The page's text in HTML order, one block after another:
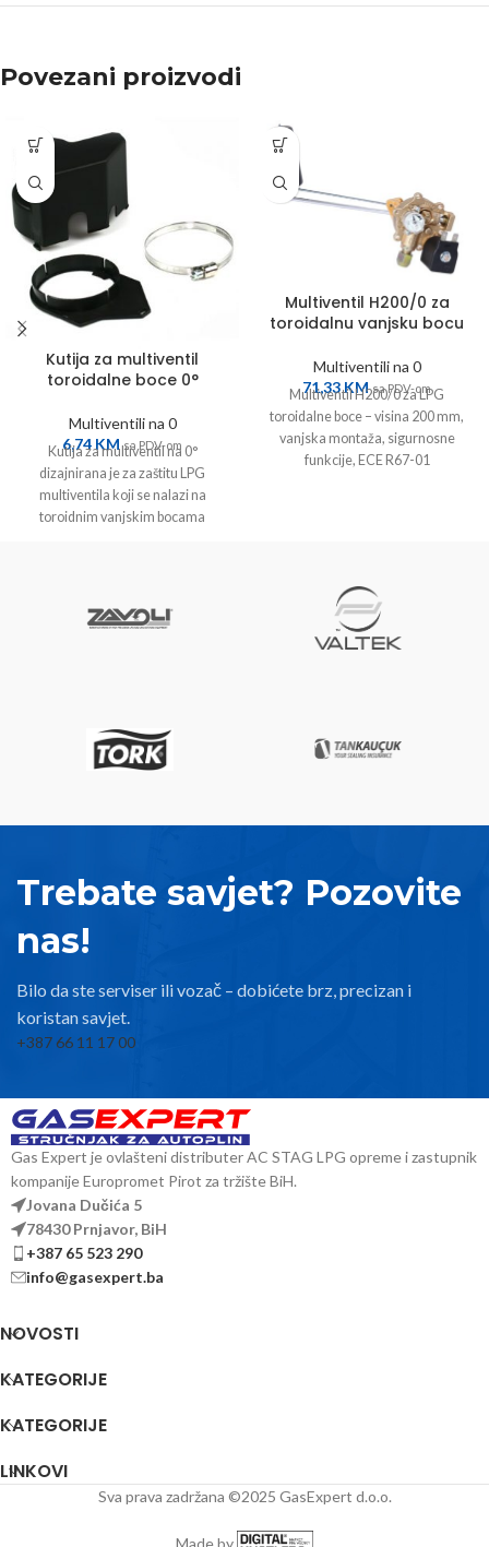
Povezani proizvodi
Kutija za multiventil
toroidalne boce 0°
Multiventili na 0
6,74 KM sa PDV-om
Kutija za multiventil na 0°
dizajnirana je za zaštitu LPG
multiventila koji se nalazi na
toroidnim vanjskim bocama
Multiventil H200/0 za
toroidalnu vanjsku bocu
Multiventili na 0
71,33KM sa PDV-om
Multiventil H200/0 za LPG
toroidalne boce – visina 200 mm,
vanjska montaža, sigurnosne
funkcije, ECE R67-01
Trebate savjet? Pozovite
nas!
Bilo da ste serviser ili vozač – dobićete brz, precizan i
koristan savjet.
+387 66 11 17 00
Gas Expert je ovlašteni distributer AC STAG LPG opreme i zastupnik
kompanije Europromet Pirot za tržište BiH.
Jovana Dučića 5
78430 Prnjavor, BiH
+387 65 523 290
info@gasexpert.ba
NOVOSTI
KATEGORIJE
KATEGORIJE
LINKOVI
Sva prava zadržana ©2025 GasExpert d.o.o.